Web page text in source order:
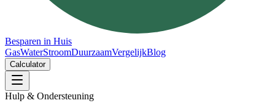
Besparen in Huis
GasWaterStroomDuurzaamVergelijkBlog
Calculator
Hulp & Ondersteuning